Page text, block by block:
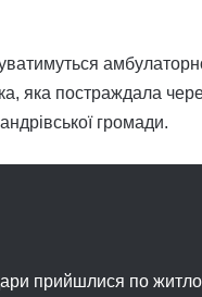
яка постраждала
громади.
прийшлися по